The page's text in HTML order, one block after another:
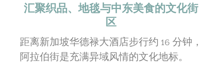
汇聚织品、地毯与中东美食的文化街
区
距离新加坡华德禄大酒店步行约 16 分钟，
阿拉伯街是充满异域风情的文化地标。